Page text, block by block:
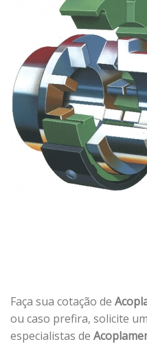
Faça sua cotação de
ou caso prefira, solicite
especialistas de